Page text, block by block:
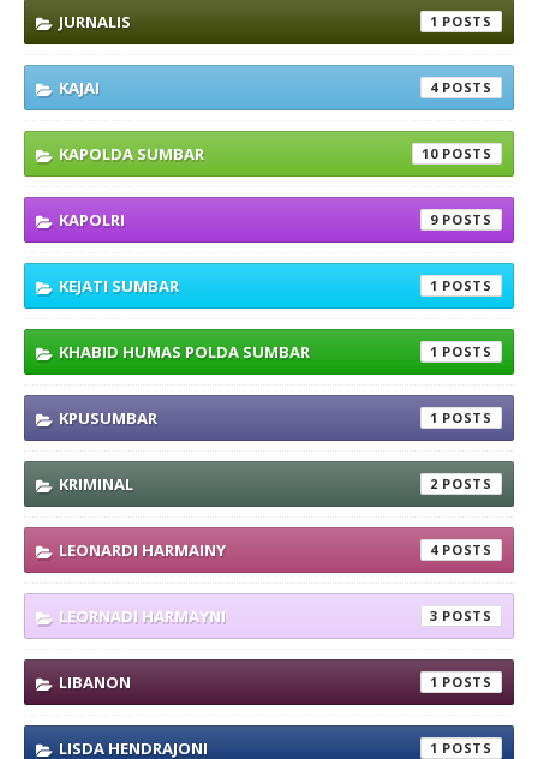
JURNALIS 1
KAJAI 4
KAPOLDA SUMBAR 10
KAPOLRI 9
KEJATI SUMBAR 1
KHABID HUMAS POLDA SUMBAR 1
KPUSUMBAR 1
KRIMINAL 2
LEONARDI HARMAINY 4
LEORNADI HARMAYNI 3
LIBANON 1
LISDA HENDRAJONI 1